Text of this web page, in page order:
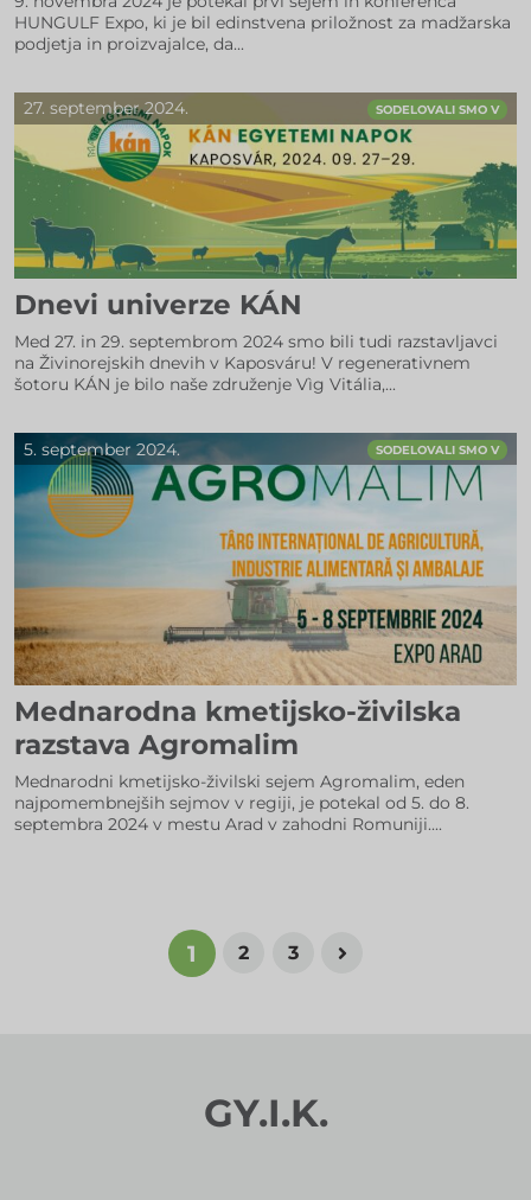
HUNGULF Expo, ki je bil edinstvena priložnost za madžarska
podjetja in proizvajalce, da...
27. september 2024. SODELOVALI SMO V
Dnevi univerze KÁN
Med 27. in 29. septembrom 2024 smo bili tudi razstavljavci
na Živinorejskih dnevih v Kaposváru! V regenerativnem
šotoru KÁN je bilo naše združenje Vìg Vitália,...
5. september 2024. SODELOVALI SMO V
Mednarodna kmetijsko-živilska
razstava Agromalim
Mednarodni kmetijsko-živilski sejem Agromalim, eden
najpomembnejših sejmov v regiji, je potekal od 5. do 8.
septembra 2024 v mestu Arad v zahodni Romuniji....
1 2 3
GY.I.K.